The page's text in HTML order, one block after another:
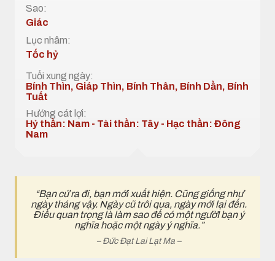
Sao:
Giác
Lục nhâm:
Tốc hỷ
Tuổi xung ngày:
Bính Thìn, Giáp Thìn, Bính Thân, Bính Dần, Bính
Tuất
Hướng cát lợi:
Hỷ thần: Nam - Tài thần: Tây - Hạc thần: Đông
Nam
“Bạn cứ ra đi, bạn mới xuất hiện. Cũng giống như
ngày tháng vậy. Ngày cũ trôi qua, ngày mới lại đến.
Điều quan trọng là làm sao để có một ngườI bạn ý
nghĩa hoặc một ngày ý nghĩa.”
– Đức Đạt Lai Lạt Ma –